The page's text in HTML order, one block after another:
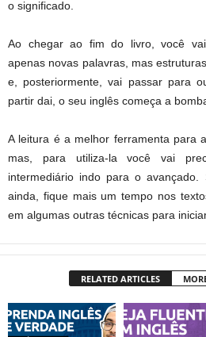
o significado.
Ao chegar ao fim do livro, você
apenas novas palavras, mas
e, posteriormente, vai passar para
partir dai, o seu inglês começa a
A leitura é a melhor ferramenta para
mas, para utiliza-la você vai
intermediário indo para o
ainda, fique mais um tempo nos
em algumas outras técnicas para
RELATED ARTICLES